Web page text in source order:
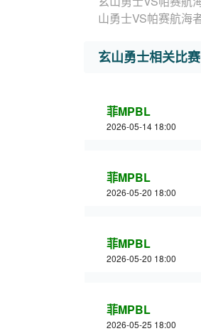
山勇士VS帕赛航海
玄山勇士相关比赛
菲MPBL
2026-05-14 18:00
菲MPBL
2026-05-20 18:00
菲MPBL
2026-05-20 18:00
菲MPBL
2026-05-25 18:00